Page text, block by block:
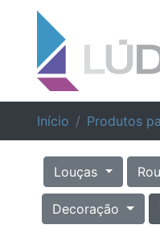
Início Produtos
Louças
Decoração